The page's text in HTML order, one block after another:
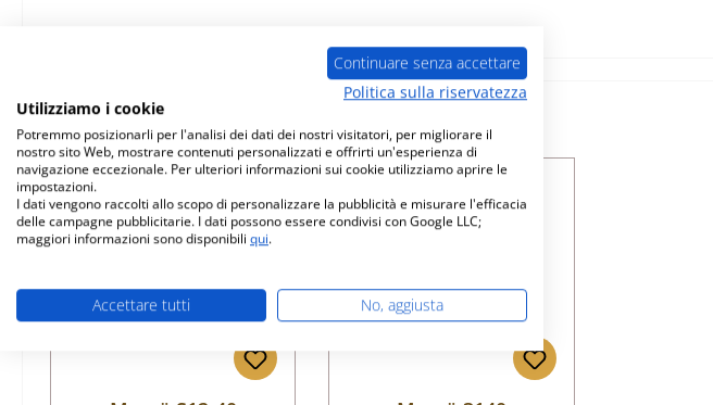
Prodotti simili
Salta la galleria dei prodotti
Continuare senza accettare
Politica sulla riservatezza
Utilizziamo i cookie
Potremmo posizionarli per l'analisi dei dati dei nostri visitatori, per migliorare il
nostro sito Web, mostrare contenuti personalizzati e offrirti un'esperienza di
navigazione eccezionale. Per ulteriori informazioni sui cookie utilizziamo aprire le
impostazioni.
I dati vengono raccolti allo scopo di personalizzare la pubblicità e misurare l'efficacia
delle campagne pubblicitarie. I dati possono essere condivisi con Google LLC;
maggiori informazioni sono disponibili qui.
Accettare tutti No, aggiusta